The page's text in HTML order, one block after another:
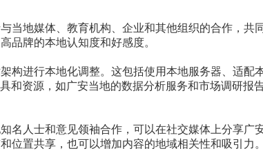
当地媒体、教育机构、企业和其他组织的合作，共
品牌的本地认知度和好感度。
构进行本地化调整。这包括使用本地服务器、适配
和资源，如广安当地的数据分析服务和市场调研报
名人士和意见领袖合作，可以在社交媒体上分享广
位置共享，也可以增加内容的地域相关性和吸引力。